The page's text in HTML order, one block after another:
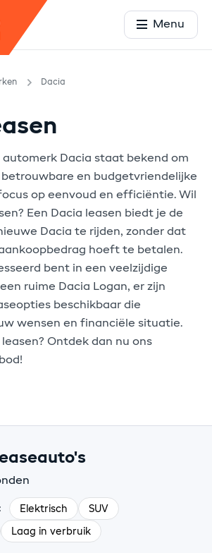
Menu
Dacia
automerk Dacia staat bekend om
en budgetvriendelijke
op eenvoud en efficiëntie. Wil
Een Dacia leasen biedt je de
Dacia te rijden, zonder dat
hoeft te betalen.
bent in een veelzijdige
ruime Dacia Logan, er zijn
beschikbaar die
wensen en financiële situatie.
Ontdek dan nu ons
Elektrisch SUV
Laag in verbruik